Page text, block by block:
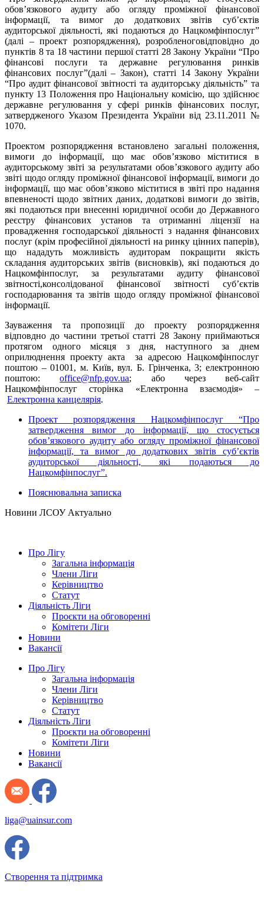
обов’язкового аудиту або огляду проміжної фінансової
інформації, та вимог до додаткових звітів суб’єктів
аудиторської діяльності, які подаються до Нацкомфінпослуг”
(далі – проект розпорядження), розробленоговідповідно до
пунктів 8 та 18 частини першої статті 28 Закону України “Про
фінансові послуги та державне регулювання ринків
фінансових послуг”(далі – Закон), статті 14 Закону України
“Про аудит фінансової звітності та аудиторську діяльність” та
пункту 13 Положення про Національну комісію, що здійснює
державне регулювання у сфері ринків фінансових послуг,
затвердженого Указом Президента України від 23.11.2011 №
1070.
Проектом розпорядження встановлено загальні положення,
вимоги до інформації, що має обов’язково міститися в
аудиторському звіті за результатами обов’язкового аудиту або
звіті щодо огляду проміжної фінансової інформації, вимоги до
інформації, що має обов’язково міститися в звіті про надання
впевненості щодо звітних даних, додаткові вимоги до звітів,
які подаються при внесенні юридичної особи до Державного
реєстру фінансових установ та отриманні ліцензії на
провадження господарської діяльності з надання фінансових
послуг (крім професійної діяльності на ринку цінних паперів),
що нададуть можливість аудиторам покращити якість
складання аудиторських звітів (висновків), які подаються до
Нацкомфінпослуг, за результатами аудитуфінансової
звітності,консолідованої фінансової звітності
суб’єктів
господарювання та звітів щодо огляду проміжної фінансової
інформації.
Зауваження та пропозиції до проекту розпорядження
відповдно до частини третьої статті 28 Закону приймаються
протягом одного місяця з дня, наступного за днем
оприлюднення проекту акта
за адресою Нацкомфінпослуг
поштою – 01001, м. Київ, вул. Б. Грінченка, 3; електронною
поштою:office@nfp.gov.ua; або через веб-сайт
Нацкомфінпослуг сторінка «Електронна взаємодія» –
Електронна канцелярія.
Проект розпорядження Нацкомфінпослуг “Про
затвердження вимог до інформації, що стосується
обов’язкового аудиту або огляду проміжної фінансової
інформації, та вимог до додаткових звітів суб’єктів
аудиторської діяльності, які подаються до
Нацкомфінпослуг”.
Пояснювальна записка
Hовини ЛСОУ Актуально
Про Лігу
Загальна інформація
Члени Ліги
Керівництво
Статут
Діяльність Ліги
Проєкти на обговоренні
Комітети Ліги
Новини
Вакансії
Про Лігу
Загальна інформація
Члени Ліги
Керівництво
Статут
Діяльність Ліги
Проєкти на обговоренні
Комітети Ліги
Новини
Вакансії
liga@uainsur.com
Створення та підтримка